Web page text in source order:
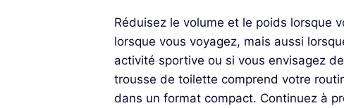
Réduisez le volume et le poids lorsque
lorsque vous voyagez, mais aussi
activité sportive ou si vous envisagez
trousse de toilette comprend votre
dans un format compact. Continuez à